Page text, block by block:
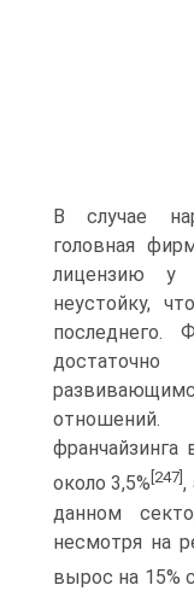
В случае
головная
лицензию у
неустойку,
последнего.
достаточно
около 3,5%[247] ,
данном
несмотря на
вырос на 15%